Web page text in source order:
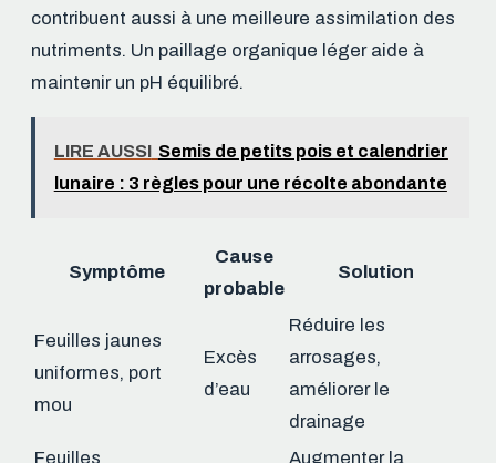
contribuent aussi à une meilleure assimilation des
nutriments. Un paillage organique léger aide à
maintenir un pH équilibré.
LIRE AUSSI
Semis de petits pois et calendrier
lunaire : 3 règles pour une récolte abondante
Symptôme
Cause
probable
Solution
Feuilles jaunes
uniformes, port
mou
Excès
d’eau
Réduire les
arrosages,
améliorer le
drainage
Feuilles
Augmenter la